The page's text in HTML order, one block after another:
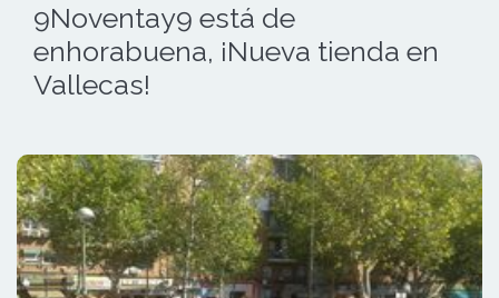
9Noventay9 está de
enhorabuena, ¡Nueva tienda en
Vallecas!